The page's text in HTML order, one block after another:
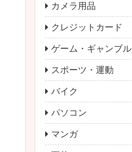
カメラ用品
クレジットカード
ゲーム・ギャンブル
スポーツ・運動
バイク
パソコン
マンガ